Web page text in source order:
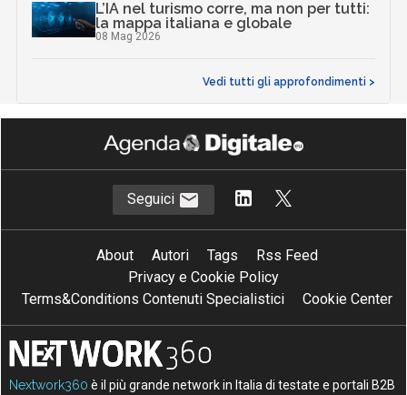
L’IA nel turismo corre, ma non per tutti:
la mappa italiana e globale
08 Mag 2026
Vedi tutti gli approfondimenti >
Seguici
About Autori Tags
Rss Feed
Privacy e Cookie Policy
Terms&Conditions Contenuti Specialistici
Cookie Center
Nextwork360 è il più grande network in Italia di testate e portali B2B